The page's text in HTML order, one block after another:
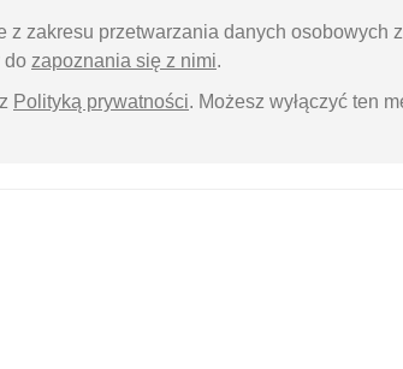
z zakresu przetwarzania danych osobowych
do zapoznania się z nimi.
Polityką prywatności. Możesz wyłączyć ten